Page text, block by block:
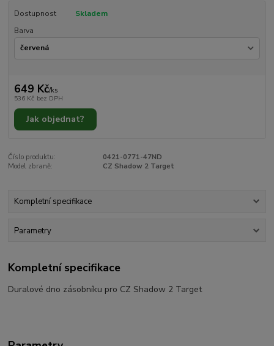
Dostupnost
Skladem
Barva
649 Kč/ks
536 Kč bez DPH
Jak objednat?
Číslo produktu:
0421-0771-47ND
Model zbraně:
CZ Shadow 2 Target
Kompletní specifikace
Parametry
Kompletní specifikace
Duralové dno zásobníku pro CZ Shadow 2 Target